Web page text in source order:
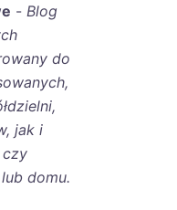
- Blog
do
jak i
czy
domu.